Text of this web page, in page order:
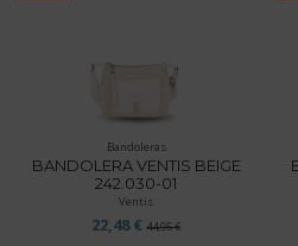
Bandoleras
BANDOLERA VENTIS BEIGE
242.030-01
Ventis
22,48 €44,95 €